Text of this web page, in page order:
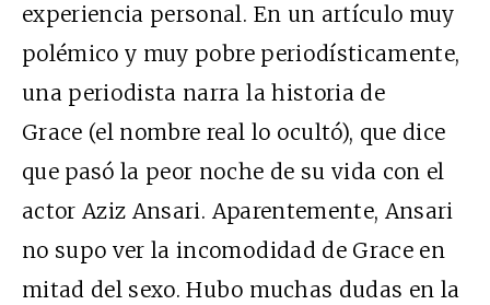
experiencia personal. En un artículo muy
polémico y muy pobre periodísticamente,
una periodista narra la historia de
Grace (el nombre real lo ocultó), que dice
que pasó la peor noche de su vida con el
actor Aziz Ansari. Aparentemente, Ansari
no supo ver la incomodidad de Grace en
mitad del sexo. Hubo muchas dudas en la